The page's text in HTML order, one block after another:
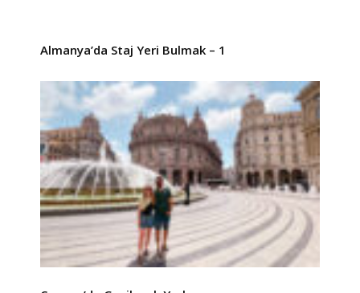
Almanya’da Staj Yeri Bulmak – 1